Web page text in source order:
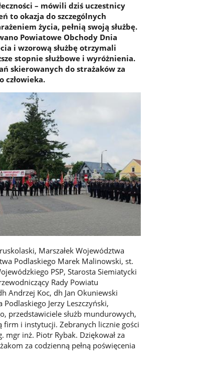
– mówili dziś uczestnicy
to okazja do szczególnych
życia, pełnią swoją służbę.
Powiatowe Obchody Dnia
i wzorową służbę otrzymali
stopnie służbowe i wyróżnienia.
skierowanych do strażaków za
człowieka.
Marszałek Województwa
Podlaskiego Marek Malinowski, st.
PSP, Starosta Siemiatycki
Rady Powiatu
Andrzej Koc, dh Jan Okuniewski
Podlaskiego Jerzy Leszczyński,
przedstawiciele służb mundurowych,
firm i instytucji. Zebranych licznie gości
mgr inż. Piotr Rybak. Dziękował za
za codzienną pełną poświęcenia